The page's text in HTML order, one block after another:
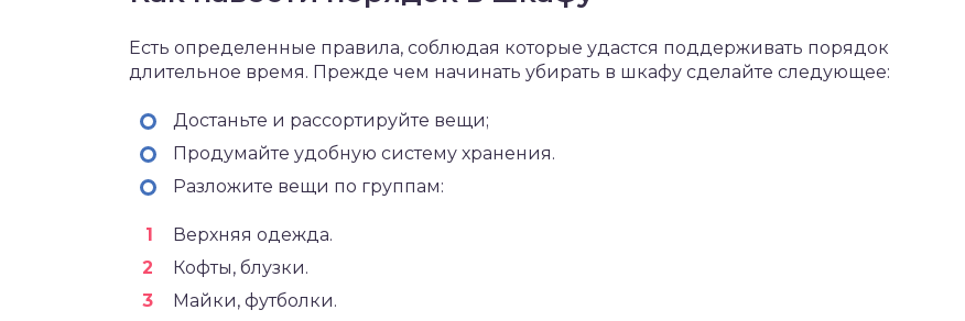
Есть определенные правила, соблюдая которые удастся поддерживать порядок
длительное время. Прежде чем начинать убирать в шкафу сделайте следующее:
Достаньте и рассортируйте вещи;
Продумайте удобную систему хранения.
Разложите вещи по группам:
Верхняя одежда.
Кофты, блузки.
Майки, футболки.